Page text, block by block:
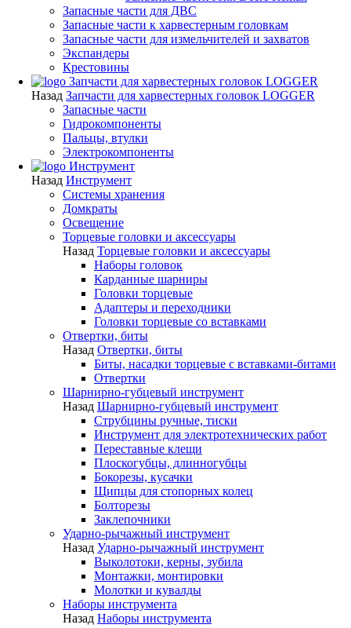
Запасные части для ДВС
Запасные части к харвестерным головкам
Запасные части для измельчителей и захватов
Экспандеры
Крестовины
Запчасти для харвестерных головок LOGGER
Назад Запчасти для харвестерных головок LOGGER
Запасные части
Гидрокомпоненты
Пальцы, втулки
Электрокомпоненты
Инструмент
Назад Инструмент
Системы хранения
Домкраты
Освещение
Торцевые головки и аксессуары
Назад Торцевые головки и аксессуары
Наборы головок
Карданные шарниры
Головки торцевые
Адаптеры и переходники
Головки торцевые со вставками
Отвертки, биты
Назад Отвертки, биты
Биты, насадки торцевые с вставками-битами
Отвертки
Шарнирно-губцевый инструмент
Назад Шарнирно-губцевый инструмент
Струбцины ручные, тиски
Инструмент для электротехнических работ
Переставные клещи
Плоскогубцы, длинногубцы
Бокорезы, кусачки
Щипцы для стопорных колец
Болторезы
Заклепочники
Ударно-рычажный инструмент
Назад Ударно-рычажный инструмент
Выколотоки, керны, зубила
Монтажки, монтировки
Молотки и кувалды
Наборы инструмента
Назад Наборы инструмента